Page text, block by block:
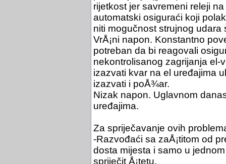
rijetkost jer savremeni releji
automatski osiguraći koji
niti mogučnost strujnog
VrÅ¡ni napon. Konstantno
potreban da bi reagovali
nekontrolisanog zagrijanja
izazvati kvar na el uređajima
izazvati i poÅ¾ar.
Nizak napon. Uglavnom
uređajima.
Za spriječavanje ovih
-Razvođaći sa zaÅ¡titom od
dosta mijesta i samo u
spriječit Å¡tetu.